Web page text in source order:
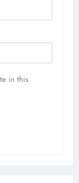
in this